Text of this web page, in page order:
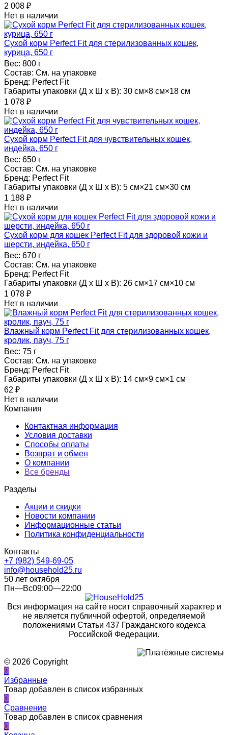
2 008 ₽
Нет в наличии
Сухой корм Perfect Fit для стерилизованных кошек,
курица, 650 г
Вес: 800 г
Состав: См. на упаковке
Бренд: Perfect Fit
Габариты упаковки (Д х Ш х В): 30 см×8 см×18 см
1 078 ₽
Нет в наличии
Сухой корм Perfect Fit для чувствительных кошек,
индейка, 650 г
Вес: 650 г
Состав: См. на упаковке
Бренд: Perfect Fit
Габариты упаковки (Д х Ш х В): 5 см×21 см×30 см
1 188 ₽
Нет в наличии
Сухой корм для кошек Perfect Fit для здоровой кожи и
шерсти, индейка, 650 г
Вес: 670 г
Состав: См. на упаковке
Бренд: Perfect Fit
Габариты упаковки (Д х Ш х В): 26 см×17 см×10 см
1 078 ₽
Нет в наличии
Влажный корм Perfect Fit для стерилизованных кошек,
кролик, пауч, 75 г
Вес: 75 г
Состав: См. на упаковке
Бренд: Perfect Fit
Габариты упаковки (Д х Ш х В): 14 см×9 см×1 см
62 ₽
Нет в наличии
Компания
Контактная информация
Условия доставки
Способы оплаты
Возврат и обмен
О компании
Все бренды
Разделы
Акции и скидки
Новости компании
Информационные статьи
Политика конфиденциальности
Контакты
+7 (982) 549-69-05
info@household25.ru
50 лет октября
Пн—Вс09:00—22:00
Вся информация на сайте носит справочный характер и
не является публичной офертой, определяемой
положениями Статьи 437 Гражданского кодекса
Российской Федерации.
© 2026 Copyright
0
Избранные
Товар добавлен в список избранных
0
Сравнение
Товар добавлен в список сравнения
0